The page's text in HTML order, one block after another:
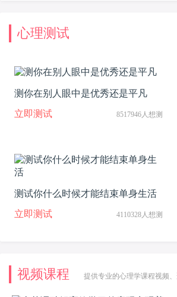
心理测试
测你在别人眼中是优秀还是平凡
立即测试
8517946人想测
测试你什么时候才能结束单身生活
立即测试
4110328人想测
视频课程 提供专业的心理学课程视频、